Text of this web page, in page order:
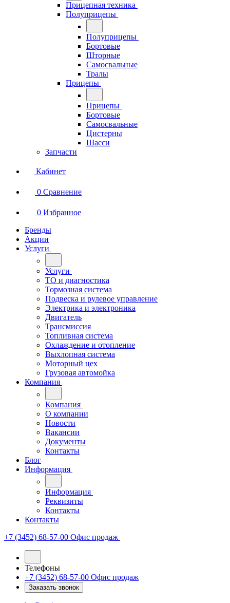
Прицепная техника
Полуприцепы
Полуприцепы
Бортовые
Шторные
Самосвальные
Тралы
Прицепы
Прицепы
Бортовые
Самосвальные
Цистерны
Шасси
Запчасти
Кабинет
0 Сравнение
0 Избранное
Бренды
Акции
Услуги
Услуги
ТО и диагностика
Тормозная система
Подвеска и рулевое управление
Электрика и электроника
Двигатель
Трансмиссия
Топливная система
Охлаждение и отопление
Выхлопная система
Моторный цех
Грузовая автомойка
Компания
Компания
О компании
Новости
Вакансии
Документы
Контакты
Блог
Информация
Информация
Реквизиты
Контакты
Контакты
+7 (3452) 68-57-00 Офис продаж
Телефоны
+7 (3452) 68-57-00 Офис продаж
Заказать звонок